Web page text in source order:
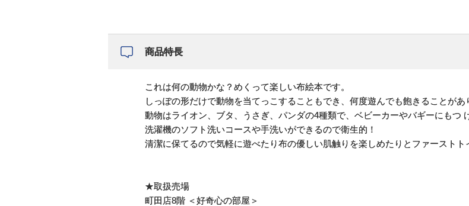
商品特長
これは何の動物かな？めくって楽しい布絵本です。
しっぽの形だけで動物を当てっこすることもでき、何度遊んでも飽きることがあ
動物はライオン、ブタ、うさぎ、パンダの4種類で、ベビーカーやバギーにもつ
洗濯機のソフト洗いコースや手洗いができるので衛生的！
清潔に保てるので気軽に遊べたり布の優しい肌触りを楽しめたりとファーストト
★取扱売場
町田店8階 ＜好奇心の部屋＞